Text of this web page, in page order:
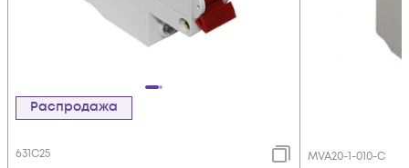
Распродажа
631C25 MVA20-1-010-C